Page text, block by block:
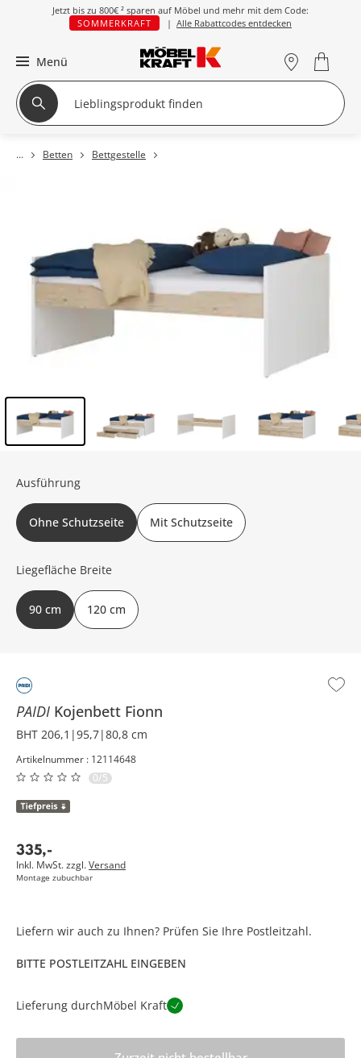
Jetzt bis zu 800€ ² sparen auf Möbel und mehr mit dem Code:
SOMMERKRAFT
| Alle Rabattcodes entdecken
Menü
Betten Bettgestelle
PAIDI Kojenbett Fionn
BHT 206,1|95,7|80,8 cm
Artikelnummer : 12114648
0/5
335,-
Inkl. MwSt. zzgl.Versand
Montage zubuchbar
Ausführung
Ohne Schutzseite Mit Schutzseite
Liegefläche Breite
90 cm 120 cm
Liefern wir auch zu Ihnen? Prüfen Sie Ihre Postleitzahl.
BITTE POSTLEITZAHL EINGEBEN
Lieferung durchMöbel Kraft